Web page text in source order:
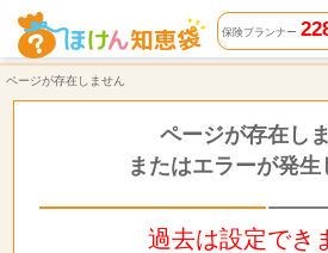
ページが存在しません | ほけん知恵袋
保険プランナー
ページが存在しません
ページが存在し
またはエラーが発生
過去は設定でき